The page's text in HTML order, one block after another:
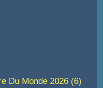
Du Monde 2026 (6)